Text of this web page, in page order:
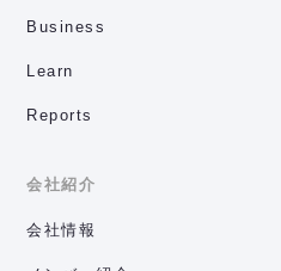
Business
Learn
Reports
会社紹介
会社情報